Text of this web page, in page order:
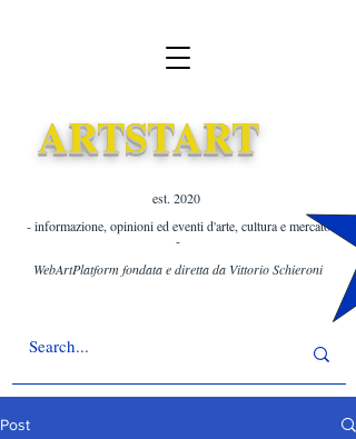
ARTSTART
est. 2020 ​
- informazione, opinioni ed eventi d'arte, cultura e mercato
-
WebArtPlatform fondata e diretta da Vittorio Schieroni
Post